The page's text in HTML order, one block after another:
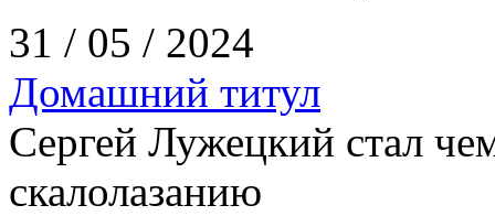
31 / 05 / 2024
Домашний титул
Сергей Лужецкий стал
скалолазанию